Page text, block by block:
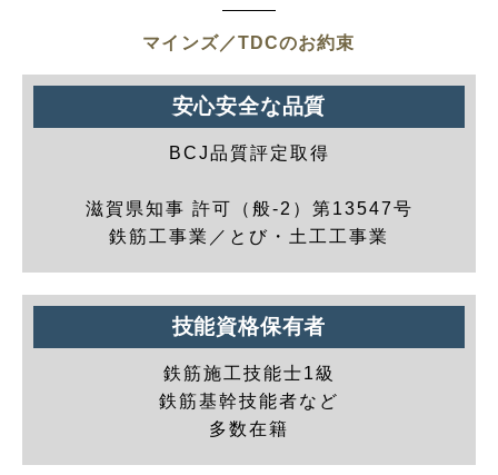
マインズ／TDCのお約束
安心安全な品質
BCJ品質評定取得
滋賀県知事 許可（般-2）第13547号
鉄筋工事業／とび・土工工事業
技能資格保有者
鉄筋施工技能士1級
鉄筋基幹技能者など
多数在籍